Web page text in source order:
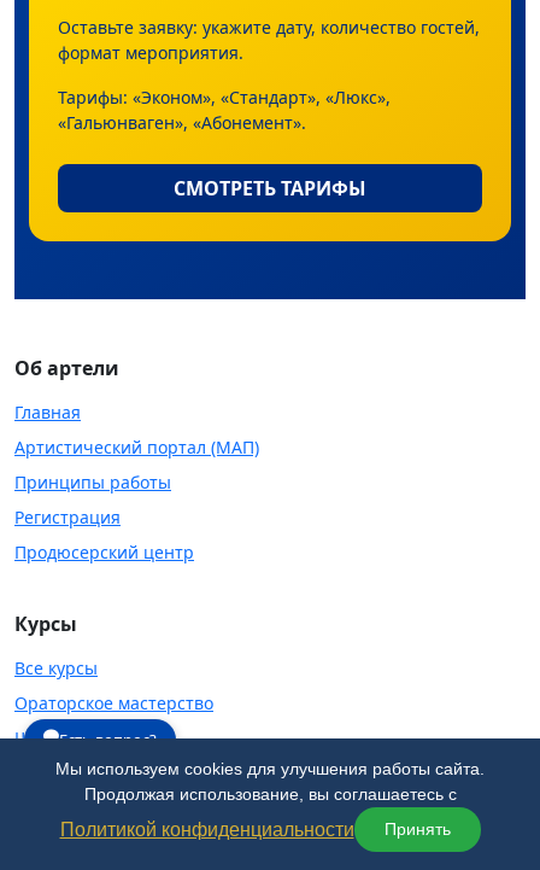
Оставьте заявку: укажите дату, количество гостей,
формат мероприятия.
Тарифы: «Эконом», «Стандарт», «Люкс»,
«Гальюнваген», «Абонемент».
СМОТРЕТЬ ТАРИФЫ
Об артели
Главная
Артистический портал (МАП)
Принципы работы
Регистрация
Продюсерский центр
Курсы
Все курсы
Ораторское мастерство
Школа огня
Театральная студия
Школа танцев
Есть вопрос?
Мы используем cookies для улучшения работы сайта.
Продолжая использование, вы соглашаетесь с
Политикой конфиденциальности Принять